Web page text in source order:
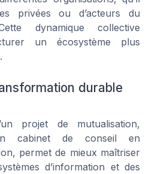
privées ou d’acteurs du
dynamique collective
un écosystème plus
durable
projet de mutualisation,
cabinet de conseil en
permet de mieux maîtriser
d’information et des